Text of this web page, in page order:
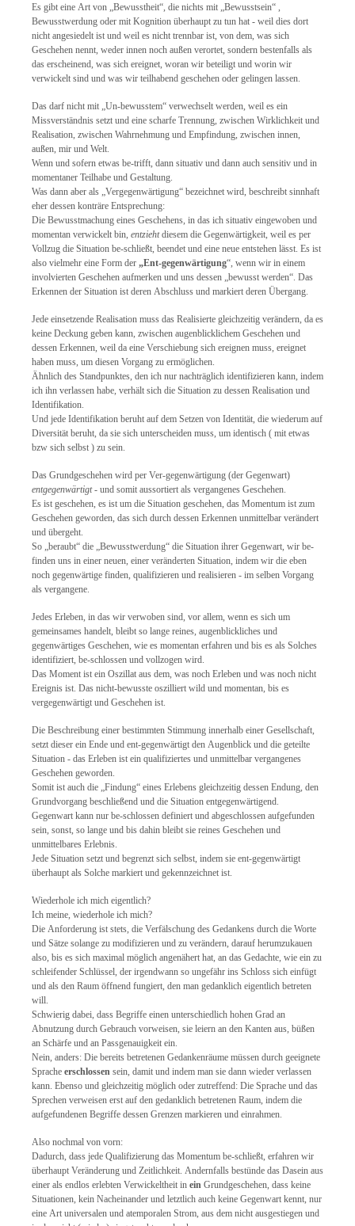
Es gibt eine Art von „Bewusstheit“, die nichts mit „Bewusstsein“ ,
Bewusstwerdung oder mit Kognition überhaupt zu tun hat - weil dies dort
nicht angesiedelt ist und weil es nicht trennbar ist, von dem, was sich
Geschehen nennt, weder innen noch außen verortet, sondern bestenfalls als
das erscheinend, was sich ereignet, woran wir beteiligt und worin wir
verwickelt sind und was wir teilhabend geschehen oder gelingen lassen.
Das darf nicht mit „Un-bewusstem“ verwechselt werden, weil es ein
Missverständnis setzt und eine scharfe Trennung, zwischen Wirklichkeit und
Realisation, zwischen Wahrnehmung und Empfindung, zwischen innen,
außen, mir und Welt.
Wenn und sofern etwas be-trifft, dann situativ und dann auch sensitiv und in
momentaner Teilhabe und Gestaltung.
Was dann aber als „Vergegenwärtigung“ bezeichnet wird, beschreibt sinnhaft
eher dessen konträre Entsprechung:
Die Bewusstmachung eines Geschehens, in das ich situativ eingewoben und
momentan verwickelt bin, entziehtdiesem die Gegenwärtigkeit, weil es per
Vollzug die Situation be-schließt, beendet und eine neue entstehen lässt. Es ist
also vielmehr eine Form der „Ent-gegenwärtigung“, wenn wir in einem
involvierten Geschehen aufmerken und uns dessen „bewusst werden“. Das
Erkennen der Situation ist deren Abschluss und markiert deren Übergang.
Jede einsetzende Realisation muss das Realisierte gleichzeitig verändern, da es
keine Deckung geben kann, zwischen augenblicklichem Geschehen und
dessen Erkennen, weil da eine Verschiebung sich ereignen muss, ereignet
haben muss, um diesen Vorgang zu ermöglichen.
Ähnlich des Standpunktes, den ich nur nachträglich identifizieren kann, indem
ich ihn verlassen habe, verhält sich die Situation zu dessen Realisation und
Identifikation.
Und jede Identifikation beruht auf dem Setzen von Identität, die wiederum auf
Diversität beruht, da sie sich unterscheiden muss, um identisch ( mit etwas
bzw sich selbst ) zu sein.
Das Grundgeschehen wird per Ver-gegenwärtigung (der Gegenwart)
entgegenwärtigt- und somit aussortiert als vergangenes Geschehen.
Es ist geschehen, es ist um die Situation geschehen, das Momentum ist zum
Geschehen geworden, das sich durch dessen Erkennen unmittelbar verändert
und übergeht.
So „beraubt“ die „Bewusstwerdung“ die Situation ihrer Gegenwart, wir be-
finden uns in einer neuen, einer veränderten Situation, indem wir die eben
noch gegenwärtige finden, qualifizieren und realisieren - im selben Vorgang
als vergangene.
Jedes Erleben, in das wir verwoben sind, vor allem, wenn es sich um
gemeinsames handelt, bleibt so lange reines, augenblickliches und
gegenwärtiges Geschehen, wie es momentan erfahren und bis es als Solches
identifiziert, be-schlossen und vollzogen wird.
Das Moment ist ein Oszillat aus dem, was noch Erleben und was noch nicht
Ereignis ist. Das nicht-bewusste oszilliert wild und momentan, bis es
vergegenwärtigt und Geschehen ist.
Die Beschreibung einer bestimmten Stimmung innerhalb einer Gesellschaft,
setzt dieser ein Ende und ent-gegenwärtigt den Augenblick und die geteilte
Situation - das Erleben ist ein qualifiziertes und unmittelbar vergangenes
Geschehen geworden.
Somit ist auch die „Findung“ eines Erlebens gleichzeitig dessen Endung, den
Grundvorgang beschließend und die Situation entgegenwärtigend.
Gegenwart kann nur be-schlossen definiert und abgeschlossen aufgefunden
sein, sonst, so lange und bis dahin bleibt sie reines Geschehen und
unmittelbares Erlebnis.
Jede Situation setzt und begrenzt sich selbst, indem sie ent-gegenwärtigt
überhaupt als Solche markiert und gekennzeichnet ist.
Wiederhole ich mich eigentlich?
Ich meine, wiederhole ich mich?
Die Anforderung ist stets, die Verfälschung des Gedankens durch die Worte
und Sätze solange zu modifizieren und zu verändern, darauf herumzukauen
also, bis es sich maximal möglich angenähert hat, an das Gedachte, wie ein zu
schleifender Schlüssel, der irgendwann so ungefähr ins Schloss sich einfügt
und als den Raum öffnend fungiert, den man gedanklich eigentlich betreten
will.
Schwierig dabei, dass Begriffe einen unterschiedlich hohen Grad an
Abnutzung durch Gebrauch vorweisen, sie leiern an den Kanten aus, büßen
an Schärfe und an Passgenauigkeit ein.
Nein, anders: Die bereits betretenen Gedankenräume müssen durch geeignete
Sprache erschlossen sein, damit und indem man sie dann wieder verlassen
kann. Ebenso und gleichzeitig möglich oder zutreffend: Die Sprache und das
Sprechen verweisen erst auf den gedanklich betretenen Raum, indem die
aufgefundenen Begriffe dessen Grenzen markieren und einrahmen.
Also nochmal von vorn:
Dadurch, dass jede Qualifizierung das Momentum be-schließt, erfahren wir
überhaupt Veränderung und Zeitlichkeit. Andernfalls bestünde das Dasein aus
einer als endlos erlebten Verwickeltheit in ein Grundgeschehen, dass keine
Situationen, kein Nacheinander und letztlich auch keine Gegenwart kennt, nur
eine Art universalen und atemporalen Strom, aus dem nicht ausgestiegen und